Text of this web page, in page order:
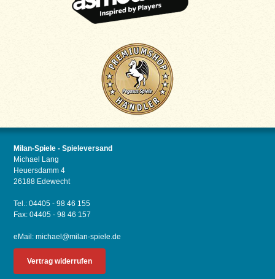
Milan-Spiele - Spieleversand
Michael Lang
Heuersdamm 4
26188 Edewecht
Tel.: 04405 - 98 46 155
Fax: 04405 - 98 46 157
eMail:michael@milan-spiele.de
Vertrag widerrufen